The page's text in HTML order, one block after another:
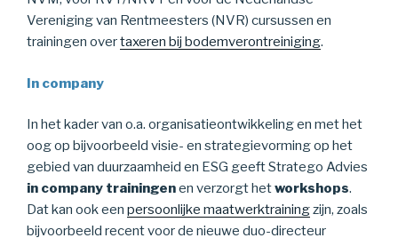
Vereniging van Rentmeesters (NVR) cursussen en
trainingen overtaxeren bij bodemverontreiniging.
In company
In het kader van o.a. organisatieontwikkeling en met het
oog op bijvoorbeeld visie- en strategievorming op het
gebied van duurzaamheid en ESG geeft Stratego Advies
in company trainingenen verzorgt hetworkshops.
Dat kan ook een persoonlijke maatwerktrainingzijn, zoals
bijvoorbeeld recent voor de nieuwe duo-directeur